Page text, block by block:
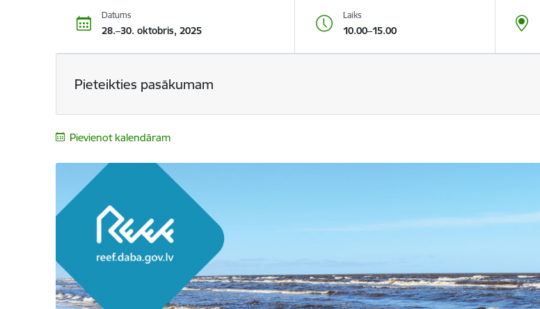
Datums
28.–30. oktobris, 2025
Laiks
10.00–15.00
Pieteikties pasākumam
Pievienot kalendāram